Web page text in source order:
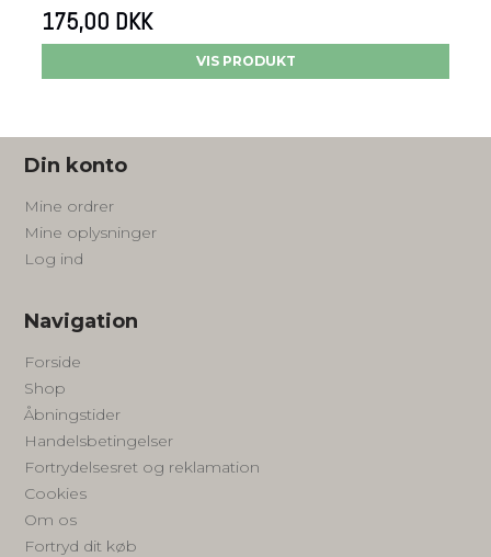
175,00 DKK
VIS PRODUKT
Din konto
Mine ordrer
Mine oplysninger
Log ind
Navigation
Forside
Shop
Åbningstider
Handelsbetingelser
Fortrydelsesret og reklamation
Cookies
Om os
Fortryd dit køb